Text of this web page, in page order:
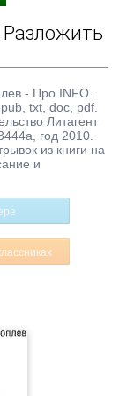
Разложить
- Про INFO.
txt, doc, pdf.
Литагент
год 2010.
из книги на
и